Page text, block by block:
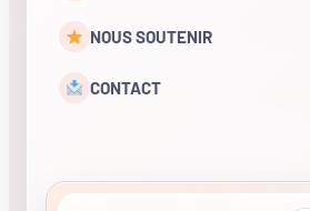
NOUS SOUTENIR
CONTACT